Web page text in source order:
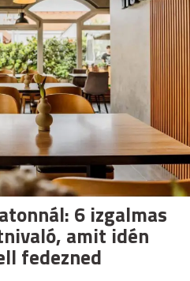
6 izgalmas
amit idén
fedezned